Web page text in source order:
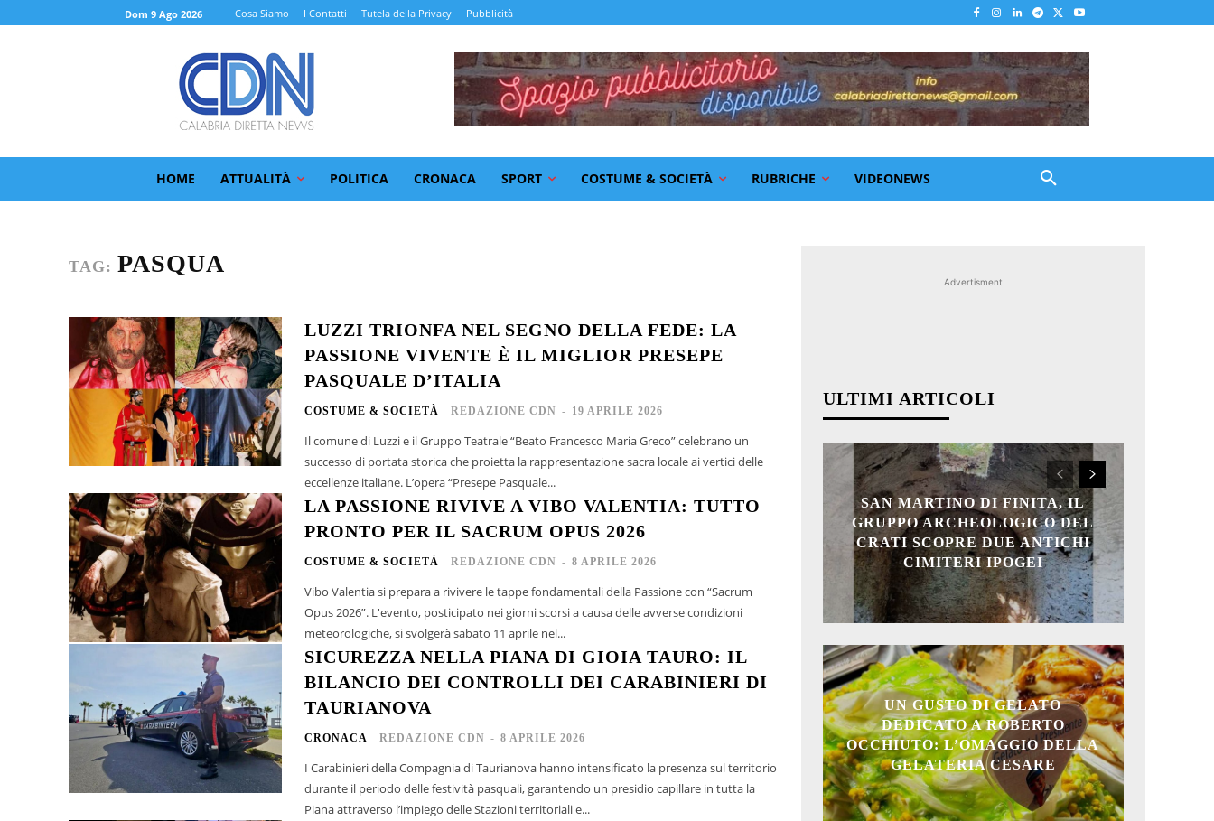
Dom 9 Ago 2026 Cosa Siamo I Contatti Tutela della Privacy Pubblicità
HOME ATTUALITÀ POLITICA CRONACA SPORT COSTUME & SOCIETÀ RUBRICHE VIDEONEWS
TAG: PASQUA
LUZZI TRIONFA NEL SEGNO DELLA FEDE: LA
PASSIONE VIVENTE È IL MIGLIOR PRESEPE
PASQUALE D’ITALIA
COSTUME & SOCIETÀ REDAZIONE CDN - 19 APRILE 2026
Il comune di Luzzi e il Gruppo Teatrale “Beato Francesco Maria Greco” celebrano un
successo di portata storica che proietta la rappresentazione sacra locale ai vertici delle
eccellenze italiane. L’opera “Presepe Pasquale...
LA PASSIONE RIVIVE A VIBO VALENTIA: TUTTO
PRONTO PER IL SACRUM OPUS 2026
COSTUME & SOCIETÀ REDAZIONE CDN - 8 APRILE 2026
Vibo Valentia si prepara a rivivere le tappe fondamentali della Passione con “Sacrum
Opus 2026”. L'evento, posticipato nei giorni scorsi a causa delle avverse condizioni
meteorologiche, si svolgerà sabato 11 aprile nel...
SICUREZZA NELLA PIANA DI GIOIA TAURO: IL
BILANCIO DEI CONTROLLI DEI CARABINIERI DI
TAURIANOVA
CRONACA REDAZIONE CDN - 8 APRILE 2026
I Carabinieri della Compagnia di Taurianova hanno intensificato la presenza sul territorio
durante il periodo delle festività pasquali, garantendo un presidio capillare in tutta la
Piana attraverso l’impiego delle Stazioni territoriali e...
Advertisment
ULTIMI ARTICOLI
SAN MARTINO DI FINITA, IL
GRUPPO ARCHEOLOGICO DEL
CRATI SCOPRE DUE ANTICHI
CIMITERI IPOGEI
UN GUSTO DI GELATO
DEDICATO A ROBERTO
OCCHIUTO: L’OMAGGIO DELLA
GELATERIA CESARE